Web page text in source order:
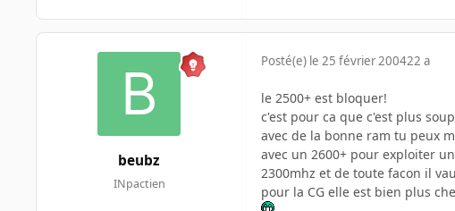
beubz
INpactien
Posté(e) le 25 février 200422 a
le 2500+ est bloquer!
c'est pour ca que c'est plus
avec de la bonne ram tu peux
avec un 2600+ pour exploiter
2300mhz et de toute facon il
pour la CG elle est bien plus